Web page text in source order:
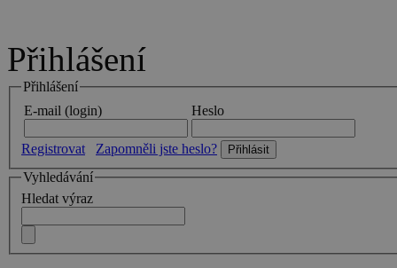
Přihlášení
Přihlášení
E-mail (login)
Heslo
Registrovat
Zapomněli jste heslo?
Vyhledávání
Hledat výraz